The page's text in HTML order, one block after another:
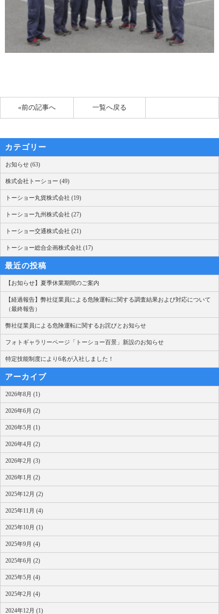
«前の記事へ 一覧へ戻る
カテゴリー
お知らせ (63)
株式会社トーショー (49)
トーショー丸貨株式会社 (19)
トーショー九州株式会社 (27)
トーショー交通株式会社 (21)
トーショー総合企画株式会社 (17)
最近の投稿
【お知らせ】夏季休業期間のご案内
【経過報告】弊社従業員による危険運転に関する調査結果および対応について
（最終報告）
弊社従業員による危険運転に関するお詫びとお知らせ
フォトギャラリーページ「トーショー百景」新設のお知らせ
特定技能制度により6名が入社しました！
アーカイブ
2026年8月 (1)
2026年6月 (2)
2026年5月 (1)
2026年4月 (2)
2026年2月 (3)
2026年1月 (2)
2025年12月 (2)
2025年11月 (4)
2025年10月 (1)
2025年9月 (4)
2025年6月 (2)
2025年5月 (4)
2025年2月 (4)
2024年12月 (1)